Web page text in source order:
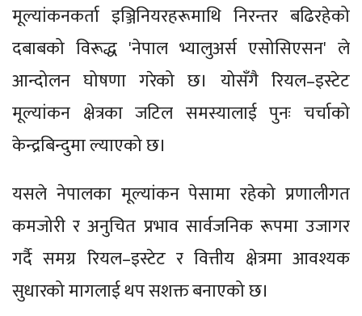
मूल्यांकनकर्ता इञ्जिनियरहरूमाथि निरन्तर बढिरहेको
दबाबको विरूद्ध 'नेपाल भ्यालुअर्स एसोसिएसन' ले
आन्दोलन घोषणा गरेको छ। योसँगै रियल–इस्टेट
मूल्यांकन क्षेत्रका जटिल समस्यालाई पुनः चर्चाको
केन्द्रबिन्दुमा ल्याएको छ।
यसले नेपालका मूल्यांकन पेसामा रहेको प्रणालीगत
कमजोरी र अनुचित प्रभाव सार्वजनिक रूपमा उजागर
गर्दै समग्र रियल–इस्टेट र वित्तीय क्षेत्रमा आवश्यक
सुधारको मागलाई थप सशक्त बनाएको छ।